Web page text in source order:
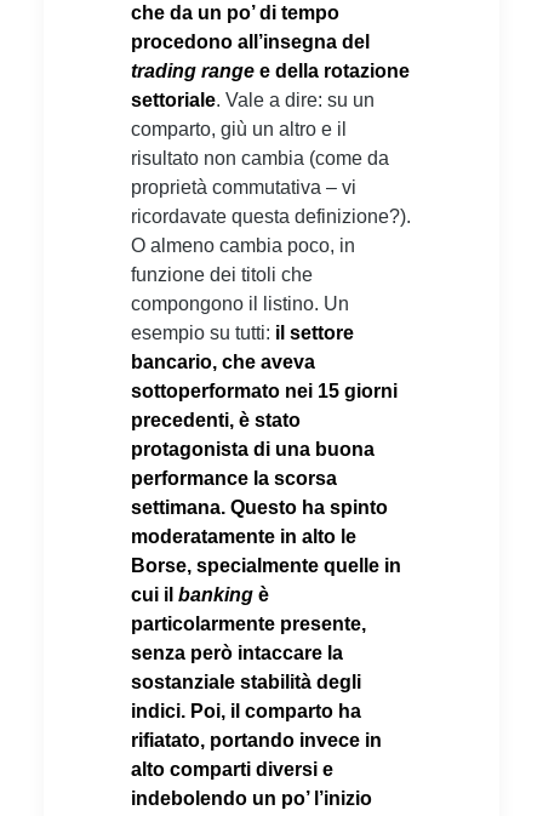
che da un po’ di tempo
procedono all’insegna del
trading range e della rotazione
settoriale. Vale a dire: su un
comparto, giù un altro e il
risultato non cambia (come da
proprietà commutativa – vi
ricordavate questa definizione?).
O almeno cambia poco, in
funzione dei titoli che
compongono il listino. Un
esempio su tutti: il settore
bancario, che aveva
sottoperformato nei 15 giorni
precedenti, è stato
protagonista di una buona
performance la scorsa
settimana. Questo ha spinto
moderatamente in alto le
Borse, specialmente quelle in
cui il banking è
particolarmente presente,
senza però intaccare la
sostanziale stabilità degli
indici. Poi, il comparto ha
rifiatato, portando invece in
alto comparti diversi e
indebolendo un po’ l’inizio